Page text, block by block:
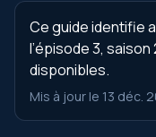
Ce guide identifie
l’épisode 3,
disponibles.
Mis à jour le 13 déc.